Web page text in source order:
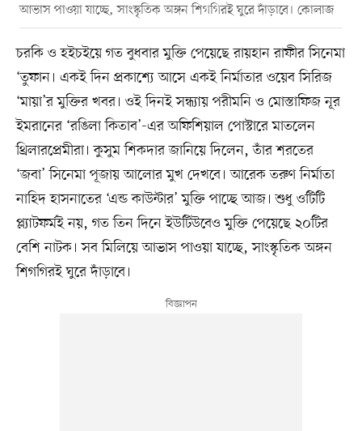
আভাস পাওয়া যাচ্ছে, সাংস্কৃতিক অঙ্গন শিগগিরই ঘুরে দাঁড়াবে। কোলাজ
চরকি ও হইচইয়ে গত বুধবার মুক্তি পেয়েছে রায়হান রাফীর সিনেমা
‘তুফান। একই দিন প্রকাশ্যে আসে একই নির্মাতার ওয়েব সিরিজ
‘মায়া’র মুক্তির খবর। ওই দিনই সন্ধ্যায় পরীমনি ও মোস্তাফিজ নূর
ইমরানের ‘রঙিলা কিতাব’-এর অফিশিয়াল পোস্টারে মাতলেন
থ্রিলারপ্রেমীরা। কুসুম শিকদার জানিয়ে দিলেন, তাঁর শরতের
‘জবা’ সিনেমা পূজায় আলোর মুখ দেখবে। আরেক তরুণ নির্মাতা
নাহিদ হাসনাতের ‘এন্ড কাউন্টার’ মুক্তি পাচ্ছে আজ। শুধু ওটিটি
প্ল্যাটফর্মই নয়, গত তিন দিনে ইউটিউবেও মুক্তি পেয়েছে ২০টির
বেশি নাটক। সব মিলিয়ে আভাস পাওয়া যাচ্ছে, সাংস্কৃতিক অঙ্গন
শিগগিরই ঘুরে দাঁড়াবে।